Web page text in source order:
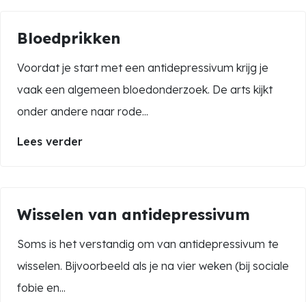
Bloedprikken
Voordat je start met een antidepressivum krijg je
vaak een algemeen bloedonderzoek. De arts kijkt
onder andere naar rode...
Lees verder
Wisselen van antidepressivum
Soms is het verstandig om van antidepressivum te
wisselen. Bijvoorbeeld als je na vier weken (bij sociale
fobie en...